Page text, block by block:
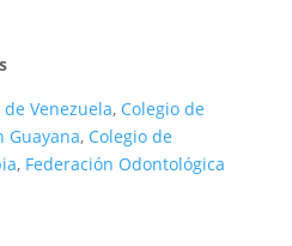
Venezuela, Colegio de
Guayana, Colegio de
, Federación Odontológica